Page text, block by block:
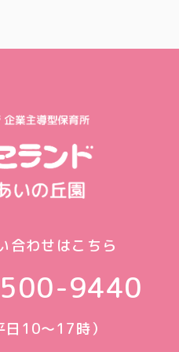
合わせはこちら
9440
日10〜17時）